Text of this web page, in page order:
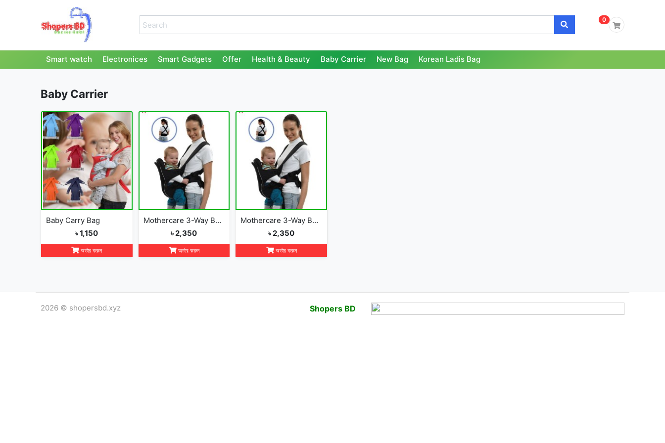
0
0
Smart watch Electronices Smart Gadgets Offer Health & Beauty Baby Carrier New Bag Korean Ladis Bag
Baby Carrier
Baby Carry Bag
৳ 1,150
অর্ডার করুন
Mothercare 3-Way Baby Carrier
৳ 2,350
অর্ডার করুন
Mothercare 3-Way Baby Carrier
৳ 2,350
অর্ডার করুন
2026 © shopersbd.xyz Shopers BD